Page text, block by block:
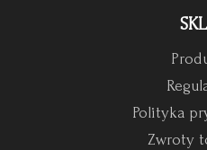
Polityka
Zwroty